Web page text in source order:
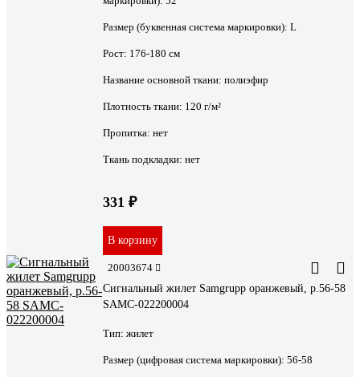
Размер (буквенная система маркировки): L
Рост: 176-180 см
Название основной ткани: полиэфир
Плотность ткани: 120 г/м²
Пропитка: нет
Ткань подкладки: нет
331 ₽
В корзину
20003674
Сигнальный жилет Samgrupp оранжевый, р.56-58
SAMC-022200004
Тип: жилет
Размер (цифровая система маркировки): 56-58